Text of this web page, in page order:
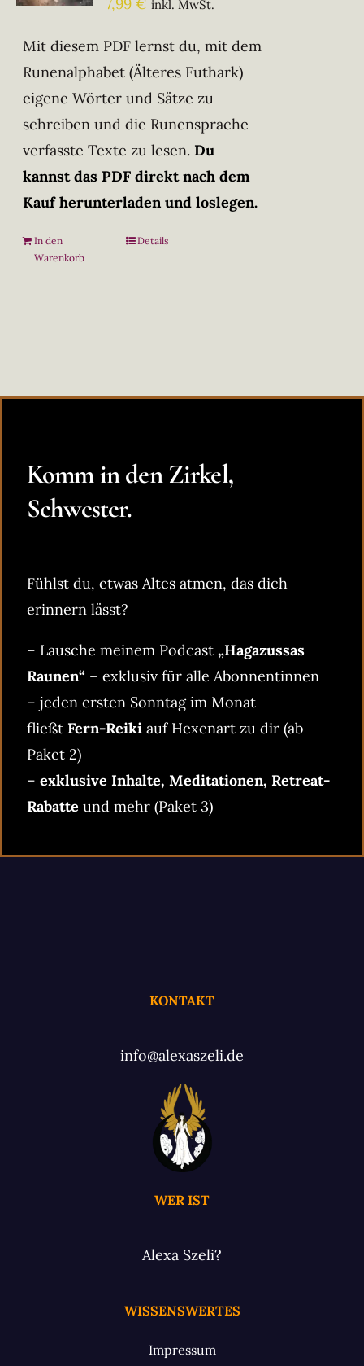
inkl. MwSt.
Mit diesem PDF lernst du, mit dem
Runenalphabet (Älteres Futhark)
eigene Wörter und Sätze zu
schreiben und die Runensprache
verfasste Texte zu lesen. Du
kannst das PDF direkt nach dem
Kauf herunterladen und loslegen.
In den
Warenkorb
Details
Komm in den Zirkel,
Schwester.
Fühlst du, etwas Altes atmen, das dich
erinnern lässt?
– Lausche meinem Podcast „Hagazussas
Raunen“ – exklusiv für alle Abonnentinnen
– jeden ersten Sonntag im Monat
fließt Fern-Reiki auf Hexenart zu dir (ab
Paket 2)
– exklusive Inhalte, Meditationen, Retreat-
Rabatte und mehr (Paket 3)
KONTAKT
info@alexaszeli.de
WER IST
Alexa Szeli?
WISSENSWERTES
Impressum